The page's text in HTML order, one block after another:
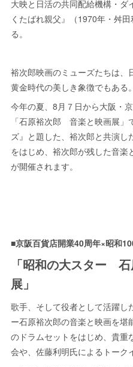
大映と日活の共同配給機構・
くたばれ親父』（1970年・舛
る。
裕次郎映画のミューズたちは
黄金時代の美しき象徴でもある。
今年の夏、8月７日から大阪・
「石原裕次郎 音楽と映画展」
ズ』と題した、裕次郎と共演
をはじめ、裕次郎が残した音楽
が開催されます。
■京阪百貨店開業40周年×昭和
「昭和の大スター
展」
歌手、そして役者として活躍し
ー石原裕次郎の音楽と映画を堪
のドラムセットをはじめ、貴
会や、佐藤利明氏によるトーク